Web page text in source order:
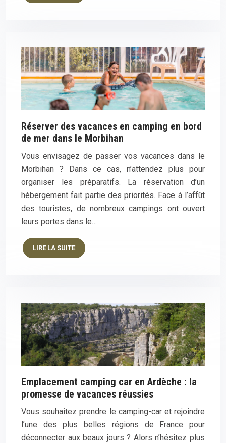
Réserver des vacances en camping en bord
de mer dans le Morbihan
Vous envisagez de passer vos vacances dans le
Morbihan ? Dans ce cas, n’attendez plus pour
organiser les préparatifs. La réservation d’un
hébergement fait partie des priorités. Face à l’affût
des touristes, de nombreux campings ont ouvert
leurs portes dans le…
LIRE LA SUITE
Emplacement camping car en Ardèche : la
promesse de vacances réussies
Vous souhaitez prendre le camping-car et rejoindre
l’une des plus belles régions de France pour
déconnecter aux beaux jours ? Alors n’hésitez plus